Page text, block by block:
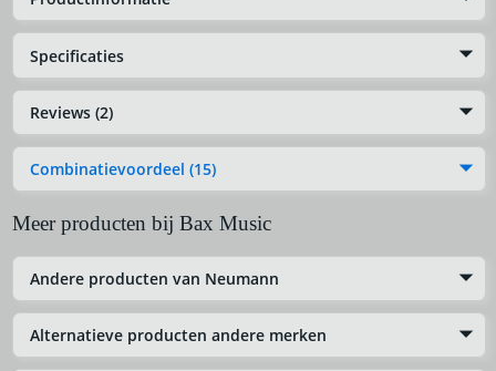
Specificaties
Reviews (2)
Combinatievoordeel (15)
Meer producten bij Bax Music
Andere producten van Neumann
Alternatieve producten andere merken